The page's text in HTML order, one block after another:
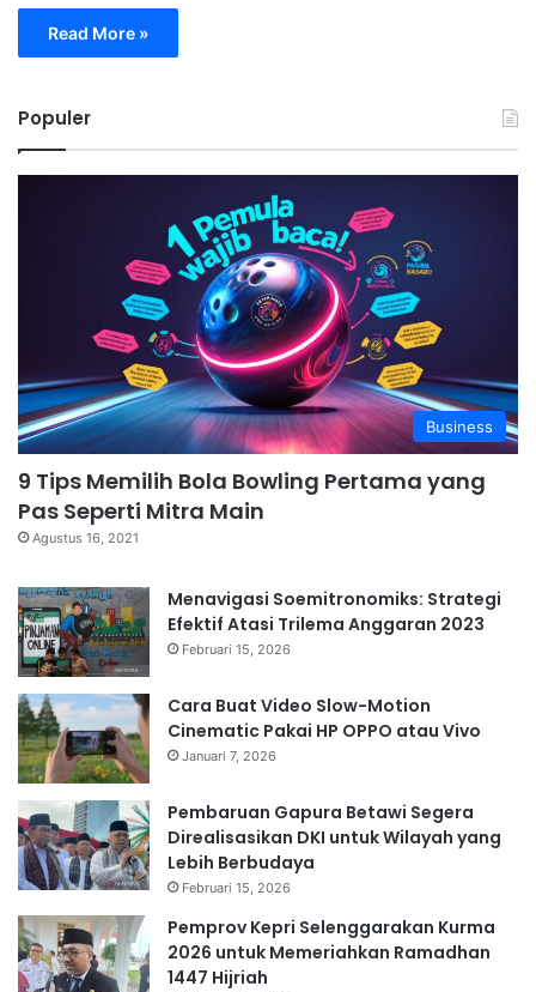
Read More »
Populer
Business
9 Tips Memilih Bola Bowling Pertama yang
Pas Seperti Mitra Main
Agustus 16, 2021
Menavigasi Soemitronomiks: Strategi
Efektif Atasi Trilema Anggaran 2023
Februari 15, 2026
Cara Buat Video Slow-Motion
Cinematic Pakai HP OPPO atau Vivo
Januari 7, 2026
Pembaruan Gapura Betawi Segera
Direalisasikan DKI untuk Wilayah yang
Lebih Berbudaya
Februari 15, 2026
Pemprov Kepri Selenggarakan Kurma
2026 untuk Memeriahkan Ramadhan
1447 Hijriah